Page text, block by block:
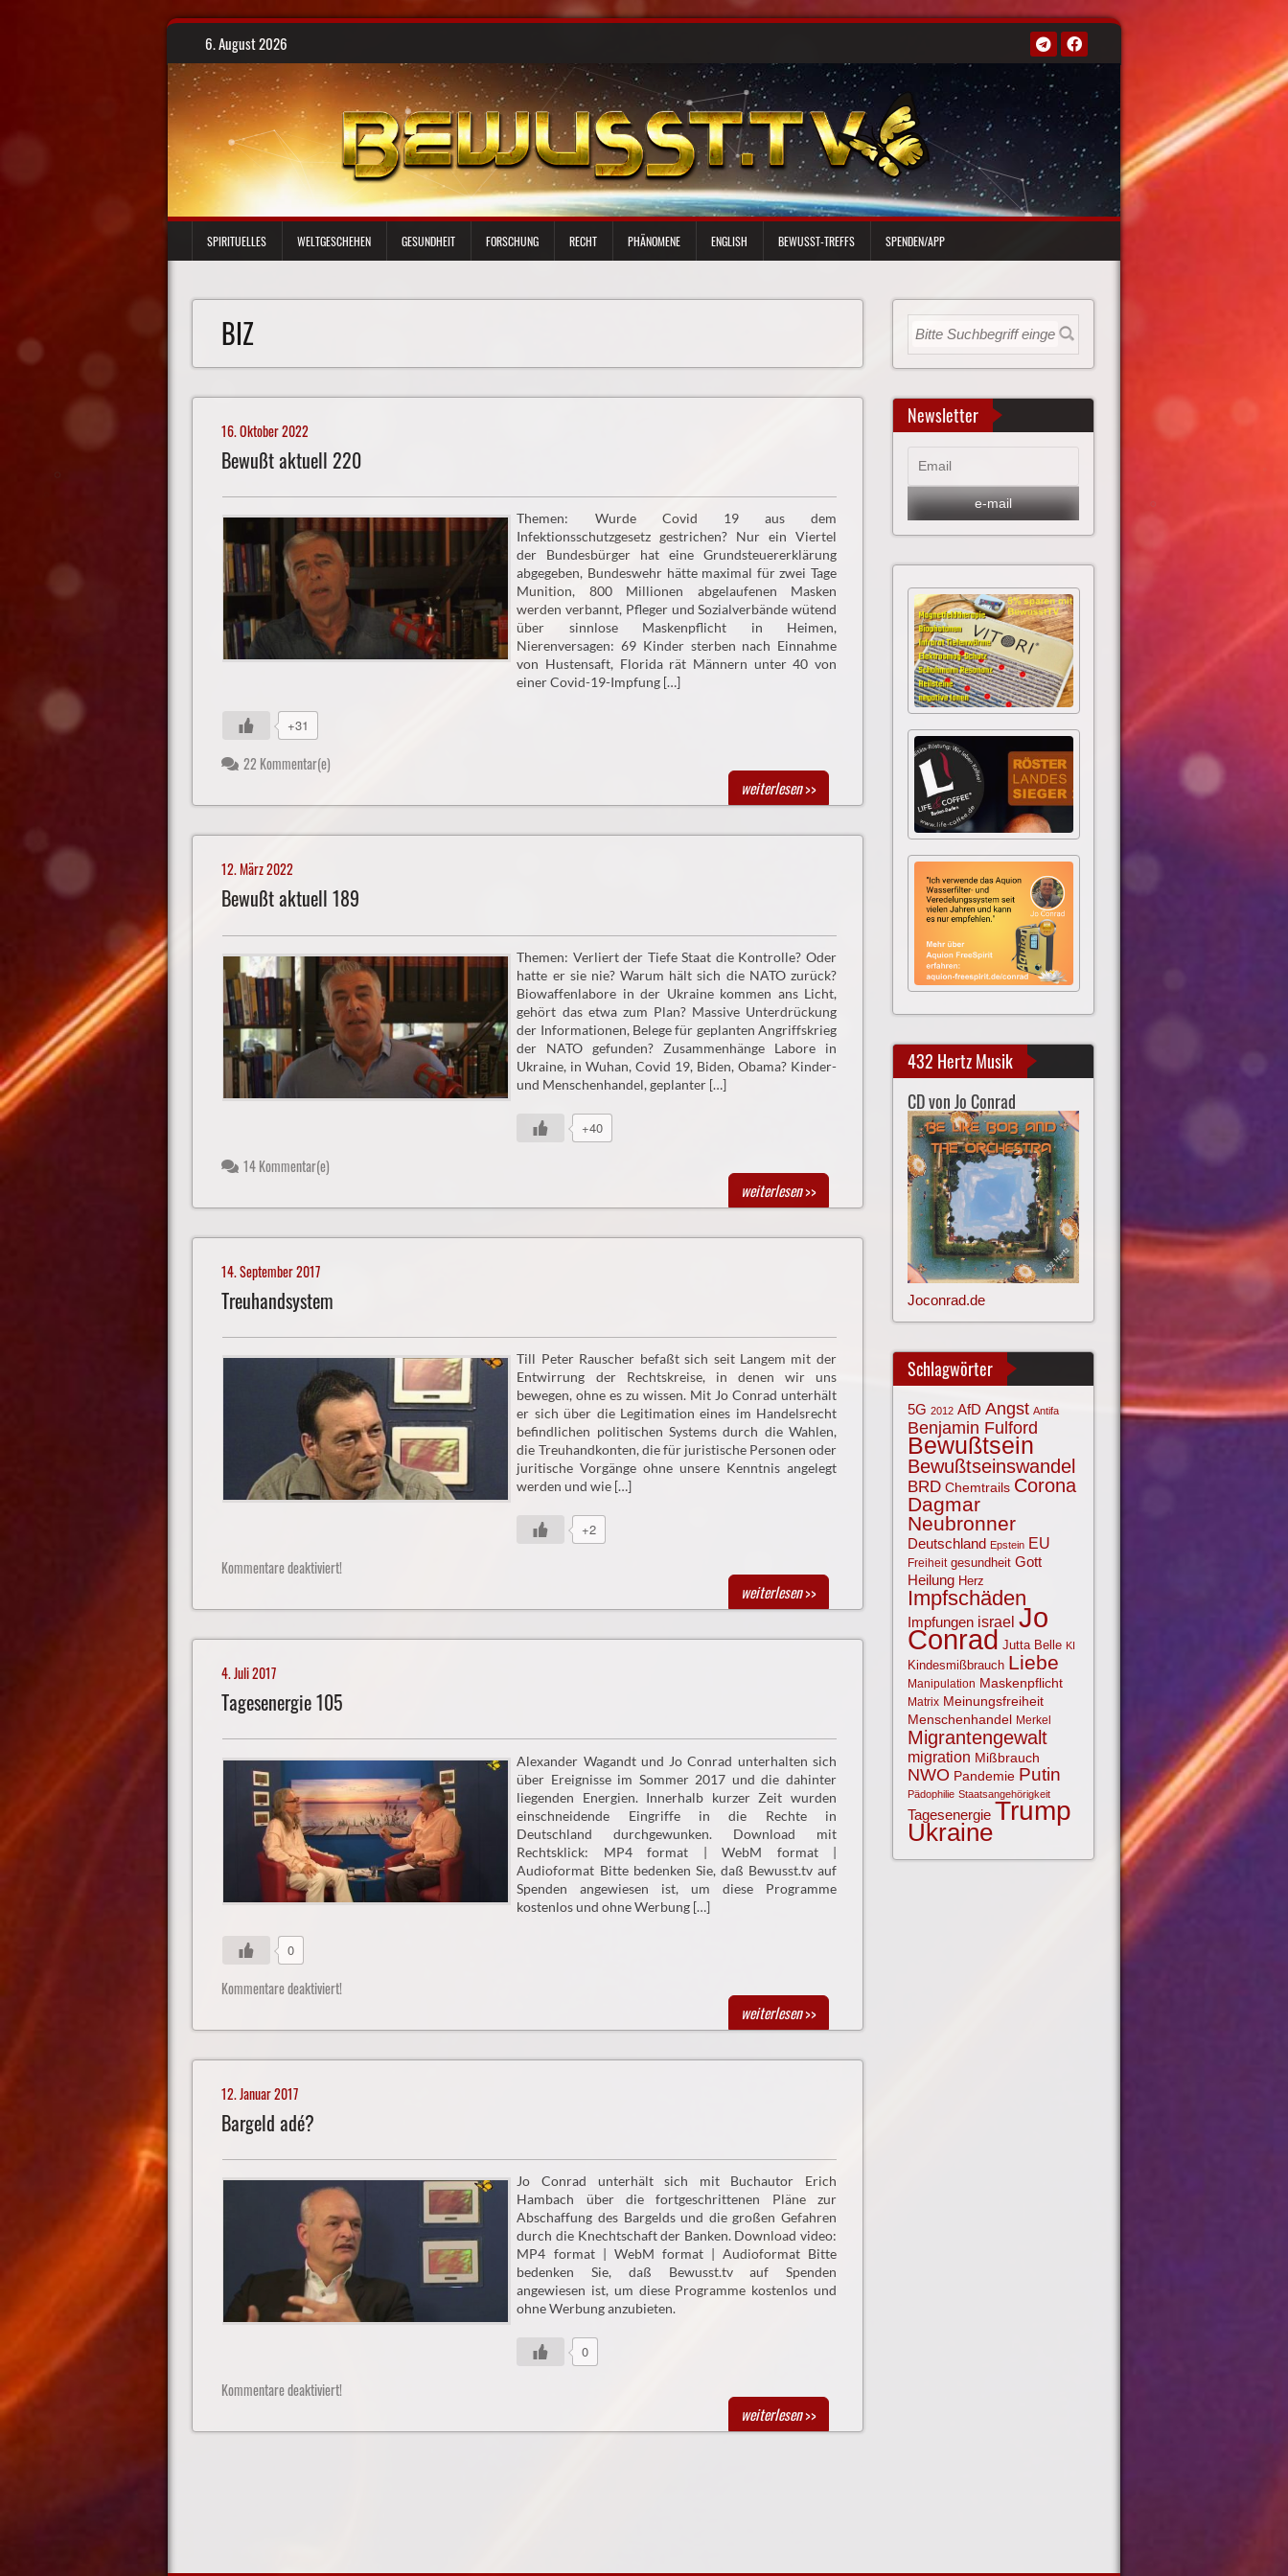
Skip
content
6. August 2026
SPIRITUELLES WELTGESCHEHEN GESUNDHEIT FORSCHUNG RECHT PHÄNOMENE ENGLISH BEWUSST-TREFFS SPENDEN/APP
BIZ
16. Oktober 2022
Bewußt aktuell 220
Themen: Wurde Covid 19 aus dem
Infektionsschutzgesetz gestrichen? Nur ein Viertel
der Bundesbürger hat eine Grundsteuererklärung
abgegeben, Bundeswehr hätte maximal für zwei Tage
Munition, 800 Millionen abgelaufenen Masken
werden verbannt, Pfleger und Sozialverbände wütend
über sinnlose Maskenpflicht in Heimen,
Nierenversagen: 69 Kinder sterben nach Einnahme
von Hustensaft, Florida rät Männern unter 40 von
einer Covid-19-Impfung […]
+31
22 Kommentar(e)
weiterlesen>>
12. März 2022
Bewußt aktuell 189
Themen: Verliert der Tiefe Staat die Kontrolle? Oder
hatte er sie nie? Warum hält sich die NATO zurück?
Biowaffenlabore in der Ukraine kommen ans Licht,
gehört das etwa zum Plan? Massive Unterdrückung
der Informationen, Belege für geplanten Angriffskrieg
der NATO gefunden? Zusammenhänge Labore in
Ukraine, in Wuhan, Covid 19, Biden, Obama? Kinder-
und Menschenhandel, geplanter […]
+40
14 Kommentar(e)
weiterlesen>>
14. September 2017
Treuhandsystem
Till Peter Rauscher befaßt sich seit Langem mit der
Entwirrung der Rechtskreise, in denen wir uns
bewegen, ohne es zu wissen. Mit Jo Conrad unterhält
er sich über die Legitimation eines im Handelsrecht
befindlichen politischen Systems durch die Wahlen,
die Treuhandkonten, die für juristische Personen oder
juritische Vorgänge ohne unsere Kenntnis angelegt
werden und wie […]
+2
Kommentare deaktiviert!
weiterlesen>>
4. Juli 2017
Tagesenergie 105
Alexander Wagandt und Jo Conrad unterhalten sich
über Ereignisse im Sommer 2017 und die dahinter
liegenden Energien. Innerhalb kurzer Zeit wurden
einschneidende Eingriffe in die Rechte in
Deutschland durchgewunken. Download mit
Rechtsklick: MP4 format | WebM format |
Audioformat Bitte bedenken Sie, daß Bewusst.tv auf
Spenden angewiesen ist, um diese Programme
kostenlos und ohne Werbung […]
0
Kommentare deaktiviert!
weiterlesen>>
12. Januar 2017
Bargeld adé?
Jo Conrad unterhält sich mit Buchautor Erich
Hambach über die fortgeschrittenen Pläne zur
Abschaffung des Bargelds und die großen Gefahren
durch die Knechtschaft der Banken. Download video:
MP4 format | WebM format | Audioformat Bitte
bedenken Sie, daß Bewusst.tv auf Spenden
angewiesen ist, um diese Programme kostenlos und
ohne Werbung anzubieten.
0
Kommentare deaktiviert!
weiterlesen>>
Newsletter
432 Hertz Musik
CD von Jo Conrad
Joconrad.de
Schlagwörter
5G 2012 AfD Angst Antifa
Benjamin Fulford
Bewußtsein
Bewußtseinswandel
BRD Chemtrails Corona
Dagmar
Neubronner
Deutschland Epstein EU
Freiheit gesundheit Gott
Heilung Herz
Impfschäden
Impfungen israel Jo
Conrad Jutta Belle KI
Kindesmißbrauch Liebe
Manipulation Maskenpflicht
Matrix Meinungsfreiheit
Menschenhandel Merkel
Migrantengewalt
migration Mißbrauch
NWO Pandemie Putin
Pädophilie Staatsangehörigkeit
Tagesenergie Trump
Ukraine